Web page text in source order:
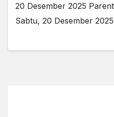
20 Desember 2025
Sabtu, 20 Desember